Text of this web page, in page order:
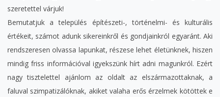
szeretettel várjuk!
Bemutatjuk a település építészeti-, történelmi- és kulturális
értékeit, számot adunk sikereinkről és gondjainkról egyaránt. Aki
rendszeresen olvassa lapunkat, részese lehet életünknek, hiszen
mindig friss információval igyekszünk hírt adni magunkról. Ezért
nagy tisztelettel ajánlom az oldalt az elszármazottaknak, a
faluval szimpatizálóknak, akiket valaha erős érzelmek kötöttek e